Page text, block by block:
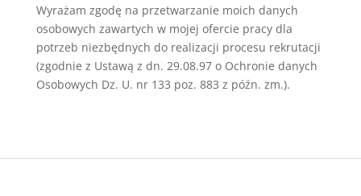
Wyrażam zgodę na przetwarzanie moich danych
osobowych zawartych w mojej ofercie pracy dla
potrzeb niezbędnych do realizacji procesu rekrutacji
(zgodnie z Ustawą z dn. 29.08.97 o Ochronie danych
Osobowych Dz. U. nr 133 poz. 883 z późn. zm.).